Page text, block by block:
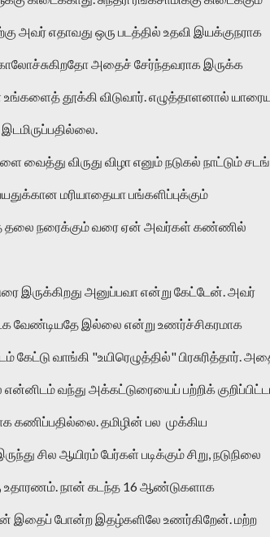
அவர் எதாவது ஒரு படத்தில் உதவி இயக்குநராக
அதைச் சேர்ந்தவராக இருக்க
தூக்கி விடுவார். எழுத்தாளனால்
வைத்து விருது விழா எனும் நடுகல் நாட்டும்
மரியாதையா பங்களிப்புக்கும்
தலை நரைக்கும் வரை ஏன் அவர்கள் கண்ணில்
அனுப்பவா என்று கேட்டேன். அவர்
வேண்டியதே இல்லை என்று உணர்ச்சிகரமாக
வாங்கி "உயிரெழுத்தில்" பிரசுரித்தார்.
வந்து அக்கட்டுரையைப் பற்றிக்
கணிப்பதில்லை. தமிழின் பல  முக்கிய
சில ஆயிரம் பேர்கள் படிக்கும் சிறு, நடுநிலை
உதாரணம். நான் கடந்த 16 ஆண்டுகளாக
இதைப் போன்ற இதழ்களிலே உணர்கிறேன். மற்ற